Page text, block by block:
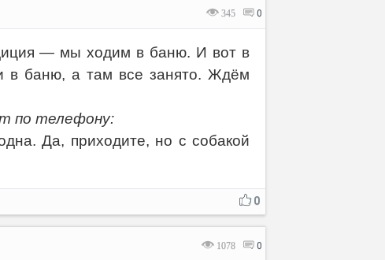
Отправить
345 0
— мы ходим в баню. И вот в
в баню, а там все занято. Ждём
по телефону:
Да, приходите, но с собакой
0
1078 0